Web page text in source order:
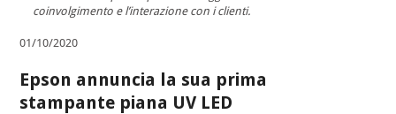
coinvolgimento e l’interazione con i clienti.
01/10/2020
Epson annuncia la sua prima
stampante piana UV LED